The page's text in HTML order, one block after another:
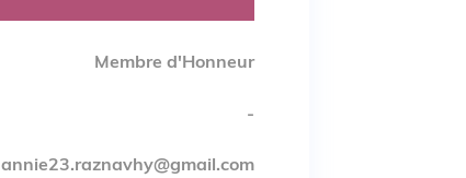
Membre d'Honneur
-
annie23.raznavhy@gmail.com